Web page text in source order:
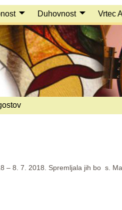
Duhovnost Vrtec
– 8. 7. 2018. Spremljala jih bo s.